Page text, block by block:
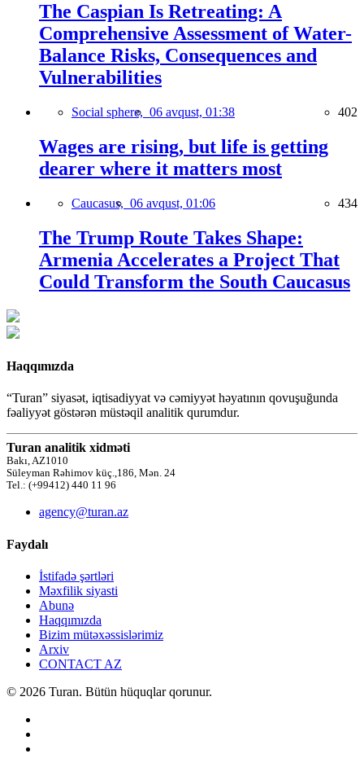
The Caspian Is Retreating: A
Comprehensive Assessment of Water-
Balance Risks, Consequences and
Vulnerabilities
Social sphere, 06 avqust, 01:38 402
Wages are rising, but life is getting
dearer where it matters most
Caucasus, 06 avqust, 01:06 434
The Trump Route Takes Shape:
Armenia Accelerates a Project That
Could Transform the South Caucasus
Haqqımızda
“Turan” siyasət, iqtisadiyyat və cəmiyyət həyatının qovuşuğunda
fəaliyyət göstərən müstəqil analitik qurumdur.
Turan analitik xidməti
Bakı, AZ1010
Süleyman Rəhimov küç.,186, Mən. 24
Tel.: (+99412) 440 11 96
agency@turan.az
Faydalı
İstifadə şərtləri
Məxfilik siyasti
Abunə
Haqqımızda
Bizim mütəxəssislərimiz
Arxiv
CONTACT AZ
© 2026 Turan. Bütün hüquqlar qorunur.